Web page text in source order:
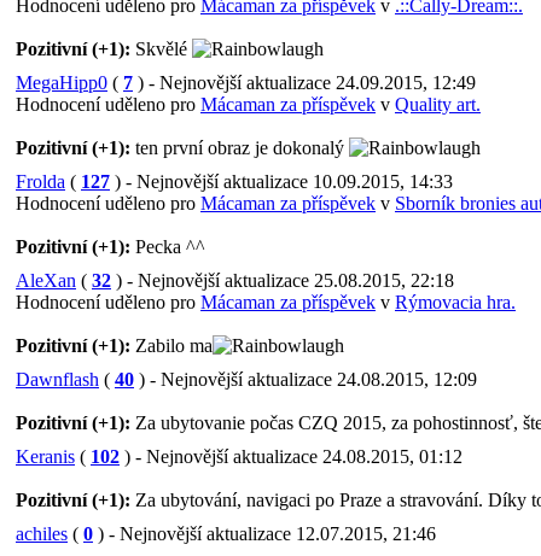
Hodnocení uděleno pro Mácaman za příspěvek v .::Cally-Dream::.
Pozitivní (+1): Skvělé
MegaHipp0 ( 7 ) - Nejnovější aktualizace 24.09.2015, 12:49
Hodnocení uděleno pro Mácaman za příspěvek v Quality art.
Pozitivní (+1): ten první obraz je dokonalý
Frolda ( 127 ) - Nejnovější aktualizace 10.09.2015, 14:33
Hodnocení uděleno pro Mácaman za příspěvek v Sborník bronies
Pozitivní (+1): Pecka ^^
AleXan ( 32 ) - Nejnovější aktualizace 25.08.2015, 22:18
Hodnocení uděleno pro Mácaman za příspěvek v Rýmovacia hra.
Pozitivní (+1): Zabilo ma
Dawnflash ( 40 ) - Nejnovější aktualizace 24.08.2015, 12:09
Pozitivní (+1): Za ubytovanie počas CZQ 2015, za pohostinnosť,
Keranis ( 102 ) - Nejnovější aktualizace 24.08.2015, 01:12
Pozitivní (+1): Za ubytování, navigaci po Praze a stravování. Díky
achiles ( 0 ) - Nejnovější aktualizace 12.07.2015, 21:46